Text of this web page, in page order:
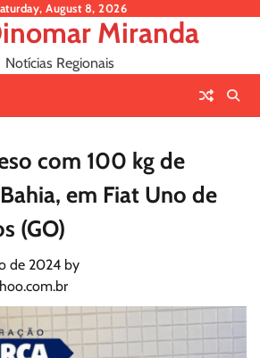
August 8, 2026
Miranda
Notícias Regionais
com 100 kg de
em Fiat Uno de
(GO)
de 2024 by